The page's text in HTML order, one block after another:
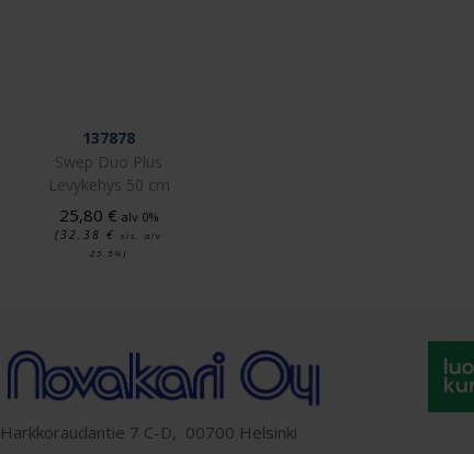
137878
Swep Duo Plus
Levykehys 50 cm
25,80 € alv 0%
(32,38€
sis. alv
25.5%)
Harkkoraudantie 7 C-D, 00700 Helsinki